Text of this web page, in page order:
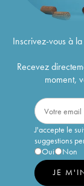
Inscrivez-vous à
Recevez
moment,
J'accepte le
suggestions
Oui
Non
JE